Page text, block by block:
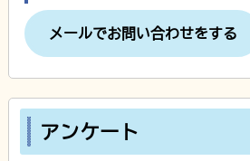
メールでお問い合わせをする
アンケート